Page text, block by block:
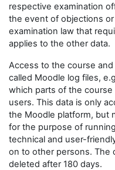
respective examination
the event of objections
examination law that
applies to the other data.
Access to the course
called Moodle log files,
which parts of the
users. This data is only
the Moodle platform, but
for the purpose of
technical and user-
on to other persons. The
deleted after 180 days.